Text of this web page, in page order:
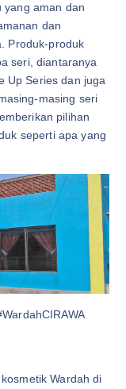
yang aman dan
dan
Produk-produk
seri, diantaranya
Up Series dan juga
masing seri
pilihan
seperti apa yang
Wardah di